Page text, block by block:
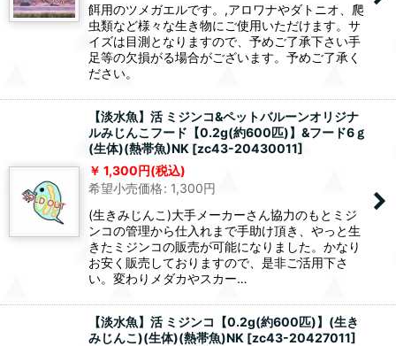
餌用のツメガエルです。,アロワナやダトニオ、爬
虫類など様々な生き物にご使用いただけます。サ
イズは目測となりますので、予めご了承下さい手
足等の欠損がる場合がございます。予めご了承く
ださい。
【淡水魚】活 ミジンコ&ペットバルーンオリジナ
ルみじんこフード【0.2g(約600匹)】&フード6ｇ
(生体)(熱帯魚)NK [zc43-20430011]
1,300円(税込)
希望小売価格: 1,300円
(生きみじんこ)大手メーカーさん協力のもとミジ
ンコの管理から仕入れまで手助け頂き、やっと生
きたミジンコの販売が可能になりました。かなり
お安く販売しておりますので、是非ご活用下さ
い。変わりメダカやスカー…
【淡水魚】活 ミジンコ【0.2g(約600匹)】(生き
みじんこ)(生体)(熱帯魚)NK [zc43-20427011]